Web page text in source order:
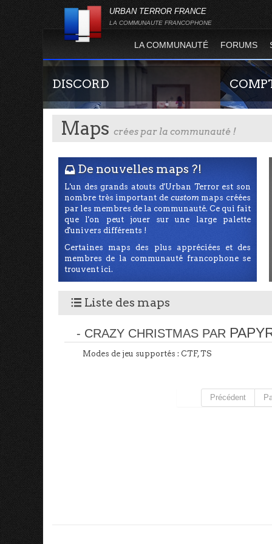
URBAN TERROR FRANCE
LA COMMUNAUTE FRANCOPHONE
LA COMMUNAUTÉ FORUMS
DISCORD
Rejoignez-nous sur le discord Urban Terror
France !
Guide
site officiel
Maps crées par la communauté !
IDe nouvelles maps ?!
L'un des grands atouts d'Urban Terror est son
nombre très important de custom maps créées
par les membres de la communauté. Ce qui fait
que l'on peut jouer sur une large palette
d'univers différents !
Certaines maps des plus appréciées et des
membres de la communauté francophone se
trouvent ici.
l Liste des maps
- CRAZY CHRISTMAS PAR
Modes de jeu supportés : CTF, TS
Précédent